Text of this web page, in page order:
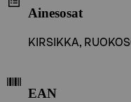
Ainesosat
KIRSIKKA,
EAN